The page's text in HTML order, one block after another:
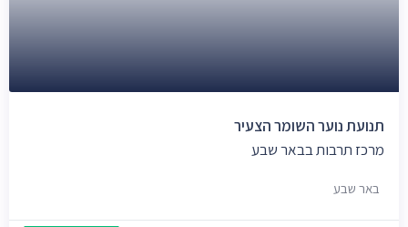
תנועת נוער השומר הצעיר
מרכז תרבות בבאר שבע
באר שבע